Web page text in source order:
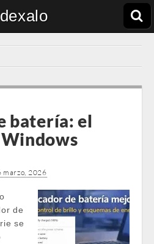
batería: el
marzo, 2026
de
se